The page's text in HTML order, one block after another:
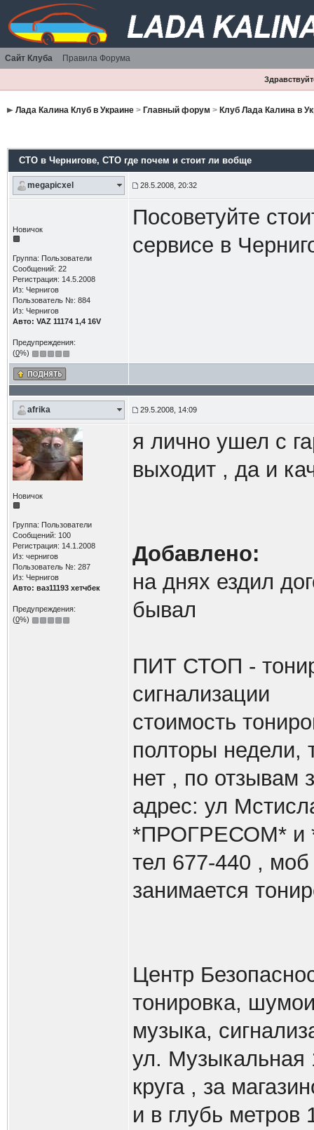
Сайт Клуба Правила Форума
Лада Калина Клуб в Украине> Главный форум > Клуб Лада Калина в
СТО в Чернигове, СТО где почем и стоит ли вобще
megapicxel 28.5.2008, 20:32
Новичок
Группа: Пользователи
Сообщений: 22
Регистрация: 14.5.2008
Из: Чернигов
Пользователь №: 884
Из: Чернигов
Авто: VAZ 11174 1,4 16V
Предупреждения:
(0%)
Посоветуйте
сервисе в
afrika 29.5.2008, 14:09
Новичок
Группа: Пользователи
Сообщений: 100
Регистрация: 14.1.2008
Из: чернигов
Пользователь №: 287
Из: Чернигов
Авто: ваз11193 хетчбек
Предупреждения:
(0%)
я лично ушел с
выходит , да и
Добавлено:
на днях ездил
бывал
ПИТ СТОП -
сигнализации
стоимость
полторы недели,
нет , по отзывам
адрес: ул
*ПРОГРЕСОМ* и
тел 677-440 ,
занимается
Центр
тонировка,
музыка,
ул. Музыкальная
круга , за
и в глубь метров